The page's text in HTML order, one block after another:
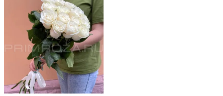
избранное сравнить